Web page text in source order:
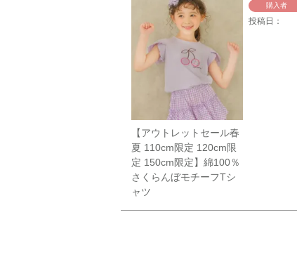
【アウトレットセール春
夏 110cm限定 120cm限
定 150cm限定】綿100％
さくらんぼモチーフTシ
ャツ
購入者
投稿日